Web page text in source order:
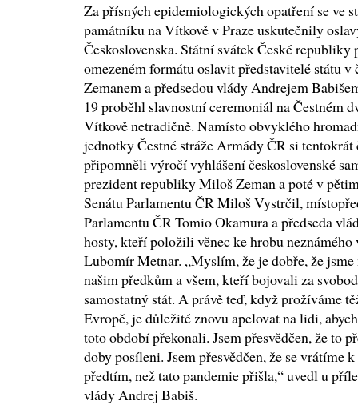
Za přísných epidemiologických opatření se ve
památníku na Vítkově v Praze uskutečnily
Československa. Státní svátek České
omezeném formátu oslavit představitelé státu
Zemanem a předsedou vlády Andrejem
19 proběhl slavnostní ceremoniál na Čestném
Vítkově netradičně. Namísto obvyklého
jednotky Čestné stráže Armády ČR si
připomněli výročí vyhlášení československé
prezident republiky Miloš Zeman a poté v
Senátu Parlamentu ČR Miloš Vystrčil,
Parlamentu ČR Tomio Okamura a předseda
hosty, kteří položili věnec ke hrobu
Lubomír Metnar. „Myslím, že je dobře, že
našim předkům a všem, kteří bojovali za
samostatný stát. A právě teď, když prožíváme
Evropě, je důležité znovu apelovat na lidi,
toto období překonali. Jsem přesvědčen, že to
doby posíleni. Jsem přesvědčen, že se vrátíme
předtím, než tato pandemie přišla,“ uvedl u
vlády Andrej Babiš.